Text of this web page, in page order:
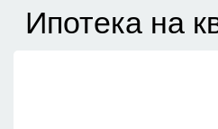
Ипотека на